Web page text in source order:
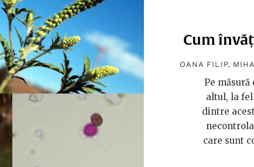
Cum
OANA FILIP,
Pe
altul, la
dintre
care sunt